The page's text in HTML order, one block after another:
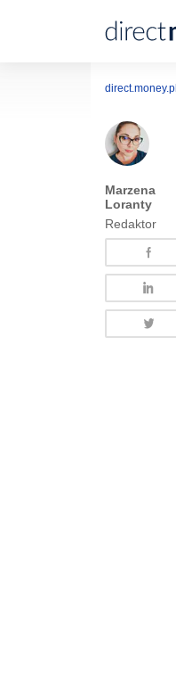
direct.money.pl
Marzena
Loranty
Redaktor